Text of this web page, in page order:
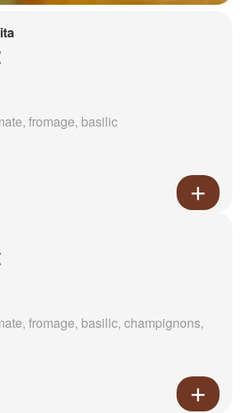
fromage, basilic
fromage, basilic, champignons,